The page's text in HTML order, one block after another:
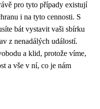
pro tyto případy existují
i na tyto cennosti. S
bát vystavit vaši sbírku
z nenadálých událostí.
a klid, protože víme,
a vše v ní, co je nám